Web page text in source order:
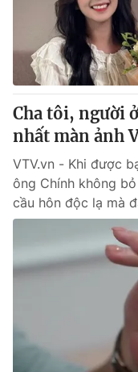
Cha tôi, người
nhất màn ảnh
VTV.vn - Khi được
ông Chính không
cầu hôn độc lạ mà